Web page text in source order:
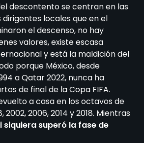
descontento se centran en las
dirigentes locales que en el
el descenso, no hay
valores, existe escasa
y está la maldición del
porque México, desde
a Qatar 2022, nunca ha
de final de la Copa FIFA.
a casa en los octavos de
2002, 2006, 2014 y 2018. Mientras
siquiera superó la fase de